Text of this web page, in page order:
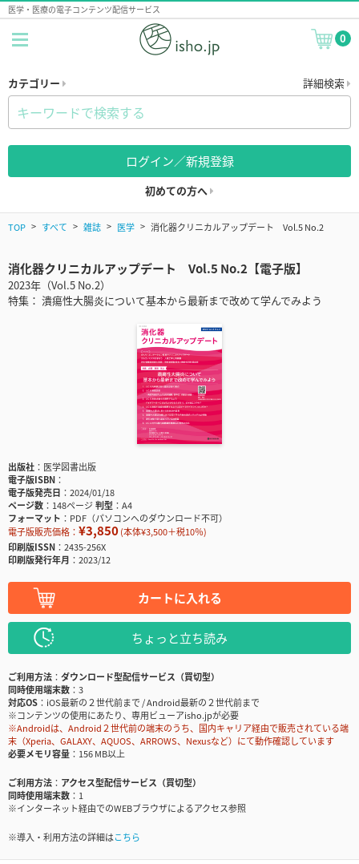
医学・医療の電子コンテンツ配信サービス
0
カテゴリー 詳細検索
ログイン／新規登録
初めての方へ
TOP すべて 雑誌 医学 消化器クリニカルアップデート Vol.5 No.2
消化器クリニカルアップデート Vol.5 No.2【電子版】
2023年（Vol.5 No.2）
特集： 潰瘍性大腸炎について基本から最新まで改めて学んでみよう
出版社
医学図書出版
電子版ISBN
電子版発売日
2024/01/18
ページ数
148ページ判型
A4
フォーマット
PDF（パソコンへのダウンロード不可）
電子版販売価格： ¥3,850(本体¥3,500＋税10％)
印刷版ISSN
2435-256X
印刷版発行年月
2023/12
カートに入れる
ちょっと立ち読み
ご利用方法
ダウンロード型配信サービス（買切型）
同時使用端末数
3
対応OS
iOS最新の２世代前まで / Android最新の２世代前まで
※コンテンツの使用にあたり、専用ビューアisho.jpが必要
※Androidは、Android２世代前の端末のうち、国内キャリア経由で販売されている端
末（Xperia、GALAXY、AQUOS、ARROWS、Nexusなど）にて動作確認しています
必要メモリ容量
156 MB以上
ご利用方法
アクセス型配信サービス（買切型）
同時使用端末数
1
※インターネット経由でのWEBブラウザによるアクセス参照
※導入・利用方法の詳細はこちら